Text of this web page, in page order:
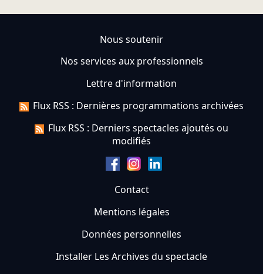
Nous soutenir
Nos services aux professionnels
Lettre d'information
Flux RSS : Dernières programmations archivées
Flux RSS : Derniers spectacles ajoutés ou
modifiés
Contact
Mentions légales
Données personnelles
Installer Les Archives du spectacle